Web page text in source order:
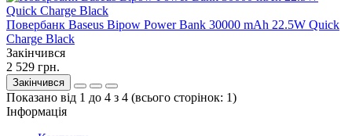
Повербанк Baseus Bipow Power Bank 30000 mAh 22.5W Quick
Charge Black
Закінчився
2 529 грн.
Закінчився
Показано від 1 до 4 з 4 (всього сторінок: 1)
Інформація